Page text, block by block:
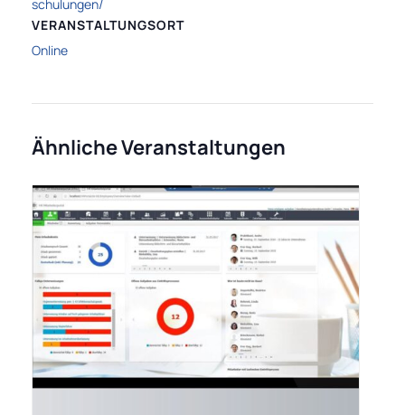
schulungen/
VERANSTALTUNGSORT
Online
Ähnliche Veranstaltungen